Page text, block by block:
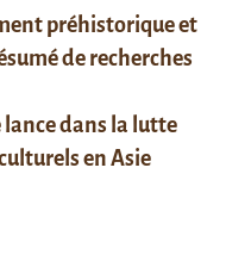
préhistorique et
de recherches
lance dans la lutte
en Asie